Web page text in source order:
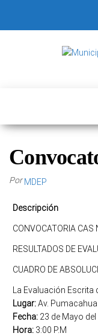
Por MDEP
Descripción
CONVOCATORIA
RESULTADOS DE
CUADRO DE
La Evaluación Escrita
Lugar:Av.
Fecha: 23 de Mayo
Hora: 3:00 P.M